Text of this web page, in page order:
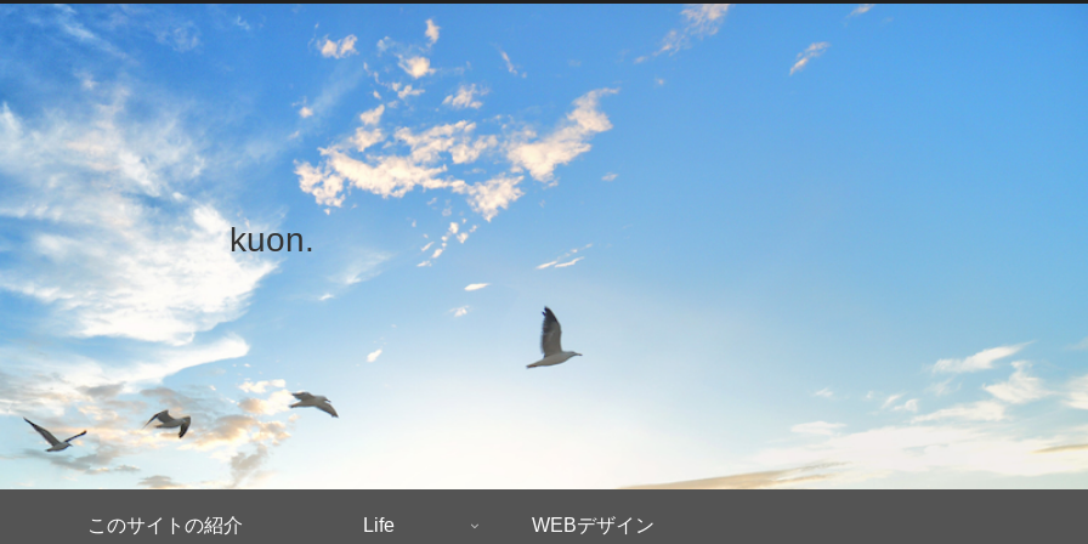
kuon.
このサイトの紹介 Life WEBデザイン